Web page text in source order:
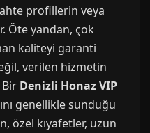
profillerin veya
Öte yandan, çok
kaliteyi garanti
verilen hizmetin
Bir Denizli Honaz VIP
genellikle sunduğu
özel kıyafetler, uzun